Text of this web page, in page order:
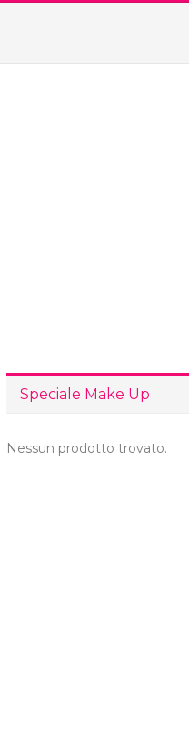
Speciale Make Up
Nessun prodotto trovato.